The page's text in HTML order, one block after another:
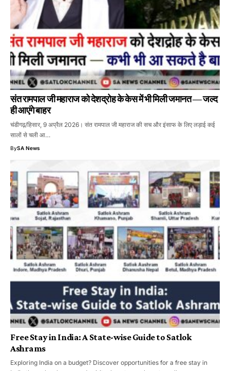
संत रामपाल जी महाराज को देशद्रोह के केस में भी मिली जमानत — जल्द
ही आएंगे बाहर
चंडीगढ़/हिसार, 9 अप्रैल 2026। संत रामपाल जी महाराज की सच और इंसाफ के लिए लड़ाई कई
सालों से चली आ…
BySA News
Free Stay in India: A State-wise Guide to Satlok
Ashrams
Exploring India on a budget? Discover opportunities for a free stay in